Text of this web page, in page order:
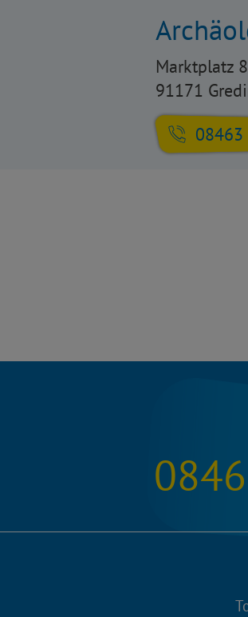
Marktplatz 8
91171